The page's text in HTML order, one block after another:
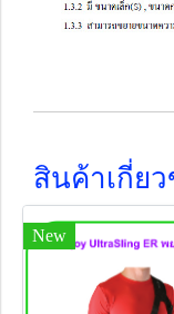
สินค้าเกี่ย
New